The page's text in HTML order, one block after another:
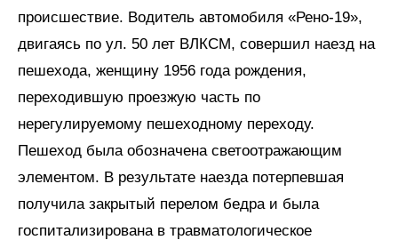
происшествие. Водитель автомобиля «Рено-19»,
двигаясь по ул. 50 лет ВЛКСМ, совершил наезд на
пешехода, женщину 1956 года рождения,
переходившую проезжую часть по
нерегулируемому пешеходному переходу.
Пешеход была обозначена светоотражающим
элементом. В результате наезда потерпевшая
получила закрытый перелом бедра и была
госпитализирована в травматологическое